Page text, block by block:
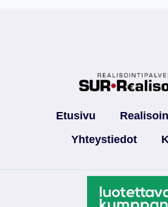
Etusivu
Yhteystiedot